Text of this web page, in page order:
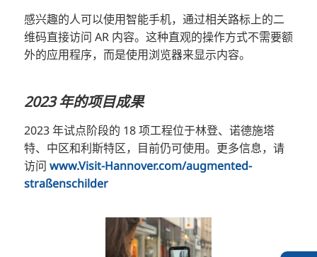
BG
感兴趣的人可以使用智能手机，通过相关路标上的二
维码直接访问 AR 内容。这种直观的操作方式不需要额
外的应用程序，而是使用浏览器来显示内容。
2023 年的项目成果
2023 年试点阶段的 18 项工程位于林登、诺德施塔
特、中区和利斯特区，目前仍可使用。更多信息，请
访问 www.Visit-Hannover.com/augmented-
straßenschilder